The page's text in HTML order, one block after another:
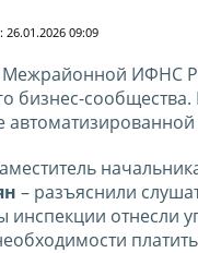
09:09
Межрайонной ИФНС
бизнес-
– разъяснили
инспекции отнесли